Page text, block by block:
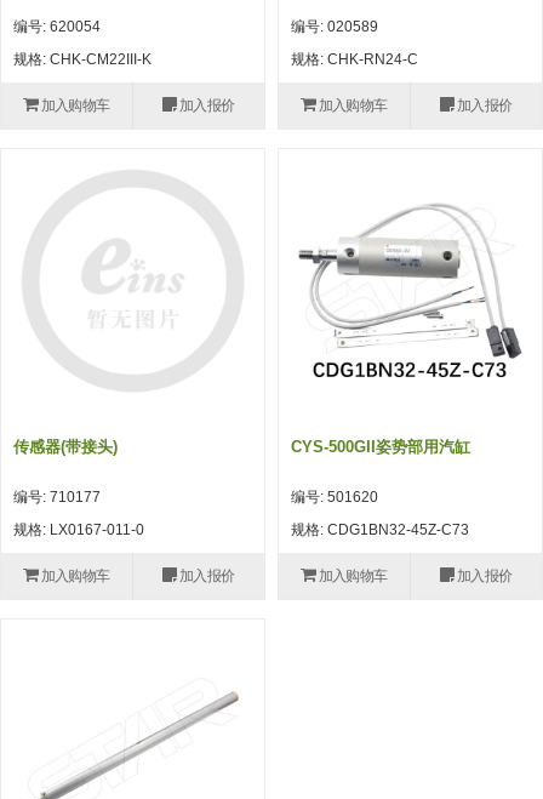
编号: 620054
规格: CHK-CM22III-K
加入购物车 加入报价
编号: 020589
规格: CHK-RN24-C
加入购物车 加入报价
传感器(带接头)
编号: 710177
规格: LX0167-011-0
加入购物车 加入报价
CYS-500GII姿势部用汽缸
编号: 501620
规格: CDG1BN32-45Z-C73
加入购物车 加入报价
安装板・导轨・连接块・垫块・连
基础框架模组 (18)
吸着模组 (7)
夹取模组 (24)
限位模组 (4)
立体框架SUS方钢・方钢端盖・
连接金具 (15)
调节器・按键阀・手动按键 (6)
微型调节减压阀 (4)
STAR传感器 (0)
限位开关 (2)
微型开关・限位开关 (6)
L型安装版(限位开关用) (4)
光电传感器 (2)
光电区域传感器 (1)
电源通信10单元 (4)
轻量化·树脂部品(汇流板) (4)
轻量化·树脂部品(钢管连接器) (4)
自动型快速交换用夹具-配件
自动型快速交换用夹具(多关节机
矩形气缸
微型气缸用配件
矩形气缸用配件
水口夹具
缓冲材料
吸盘(嵌入式)
吸盘(螺丝固定式)
吸盘(自由式&十字&蛇纹)
吸盘(附EP海绵)
吸盘用配件(EP海绵、静电消除